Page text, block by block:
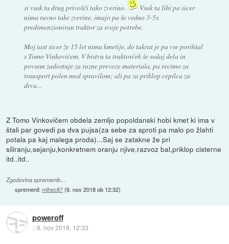
si vsak ta drug privošči tako zverino.
Vsak ta lihi pa sicer
nima ravno take zverine, imajo pa še vedno 3-5x
predimenzioniran traktor za svoje potrebe.
Moj tast sicer že 15 let nima kmetije, do takrat je pa vse porihtal
s Tomo Vinkovićem. V bistvu ta traktorček še sedaj dela in
povsem zadostuje za razne prevoze materiala, pa recimo za
transport polen med spravilom; ali pa za priklop cepilca za
drva...
Z Tomo Vinkovičem obdela zemljo popoldanski hobi kmet ki ima v
štali par govedi pa dva pujsa(za sebe za sproti pa malo po žlahti
potala pa kaj malega proda)...Saj se zatakne že pri
siliranju,sejanju,konkretnem oranju njive,razvoz bal,priklop cisterne
itd..itd..
Zgodovina sprememb…
spremenil:mihec87(6. nov 2018 ob 12:32)
poweroff
::6. nov 2018, 12:33